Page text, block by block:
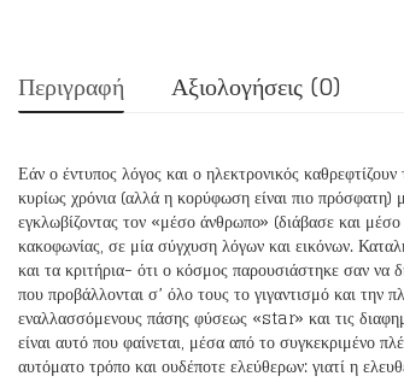
Περιγραφή Αξιολογήσεις (0)
Εάν ο έντυπος λόγος και ο ηλεκτρονικός
κυρίως χρόνια (αλλά η κορύφωση είναι πιο πρόσφατη)
εγκλωβίζοντας τον «μέσο άνθρωπο» (διάβασε και
κακοφωνίας, σε μία σύγχυση λόγων και εικόνων.
και τα κριτήρια- ότι ο κόσμος παρουσιάστηκε σαν να
που προβάλλονται σ’ όλο τους το γιγαντισμό και
εναλλασσόμενους πάσης φύσεως «star» και τις
είναι αυτό που φαίνεται, μέσα από το συγκεκριμένο
αυτόματο τρόπο και ουδέποτε ελεύθερων: γιατί η